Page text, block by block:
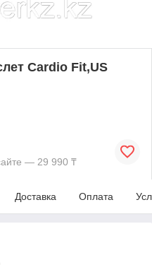
Cardio Fit,US
— 29 990 ₸
Доставка Оплата